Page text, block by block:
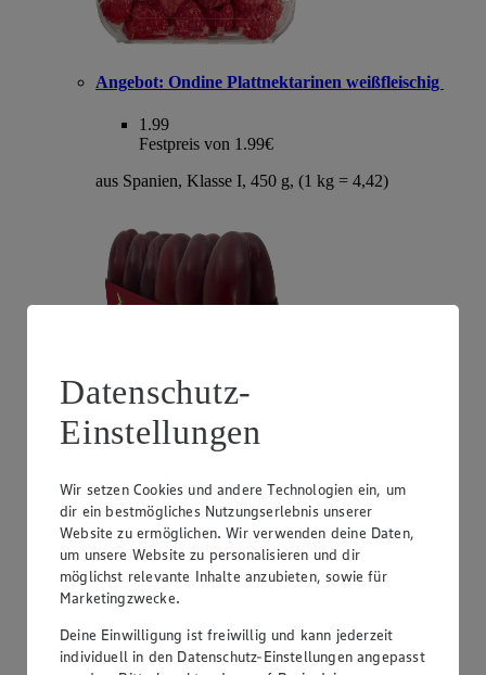
Angebot: Ondine Plattnektarinen weißfleischig
1.99
Festpreis von 1.99€
aus Spanien, Klasse I, 450 g, (1 kg = 4,42)
Angebot:Unsere Heimat Zucchini
1.49
Festpreis von 1.49€
aus Süddeutschland, Klasse I, 1 kg
Datenschutz-
Einstellungen
Wir setzen Cookies und andere Technologien ein, um
dir ein bestmögliches Nutzungserlebnis unserer
Website zu ermöglichen. Wir verwenden deine Daten,
um unsere Website zu personalisieren und dir
möglichst relevante Inhalte anzubieten, sowie für
Marketingzwecke.
Deine Einwilligung ist freiwillig und kann jederzeit
individuell in den Datenschutz-Einstellungen angepasst